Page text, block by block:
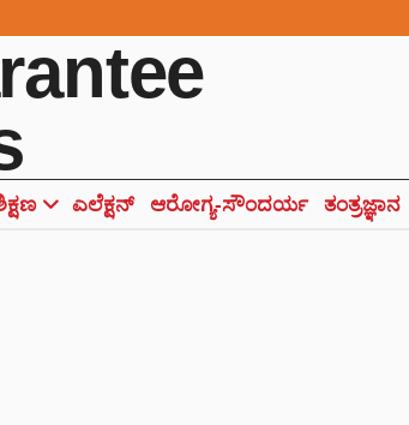
ಎಲೆಕ್ಷನ್ ಆರೋಗ್ಯ-ಸೌಂದರ್ಯ ತಂತ್ರಜ್ಞಾನ